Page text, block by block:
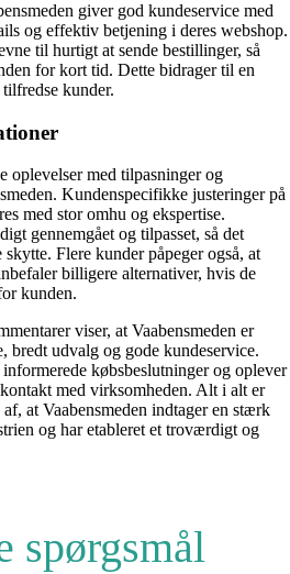
giver god kundeservice med
og effektiv betjening i deres webshop.
til hurtigt at sende bestillinger, så
for kort tid. Dette bidrager til en
kunder.
med tilpasninger og
Kundenspecifikke justeringer på
med stor omhu og ekspertise.
gennemgået og tilpasset, så det
Flere kunder påpeger også, at
billigere alternativer, hvis de
kunden.
viser, at Vaabensmeden er
bredt udvalg og gode kundeservice.
købsbeslutninger og oplever
med virksomheden. Alt i alt er
at Vaabensmeden indtager en stærk
og har etableret et troværdigt og
spørgsmål